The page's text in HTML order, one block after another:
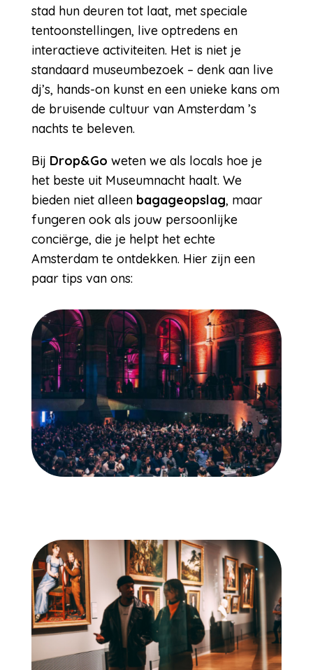
stad hun deuren tot laat, met speciale
tentoonstellingen, live optredens en
interactieve activiteiten. Het is niet je
standaard museumbezoek – denk aan live
dj’s, hands-on kunst en een unieke kans om
de bruisende cultuur van Amsterdam ’s
nachts te beleven.
Bij Drop&Go weten we als locals hoe je
het beste uit Museumnacht haalt. We
bieden niet alleen bagageopslag, maar
fungeren ook als jouw persoonlijke
conciërge, die je helpt het echte
Amsterdam te ontdekken. Hier zijn een
paar tips van ons: